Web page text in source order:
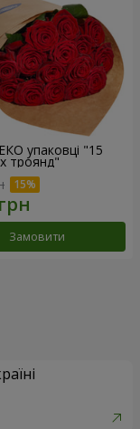
упаковці "15
троянд"
Замовити